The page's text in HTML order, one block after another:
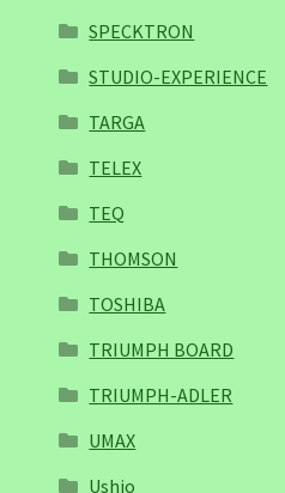
SPECKTRON
STUDIO-EXPERIENCE
TARGA
TELEX
TEQ
THOMSON
TOSHIBA
TRIUMPH BOARD
TRIUMPH-ADLER
UMAX
Ushio